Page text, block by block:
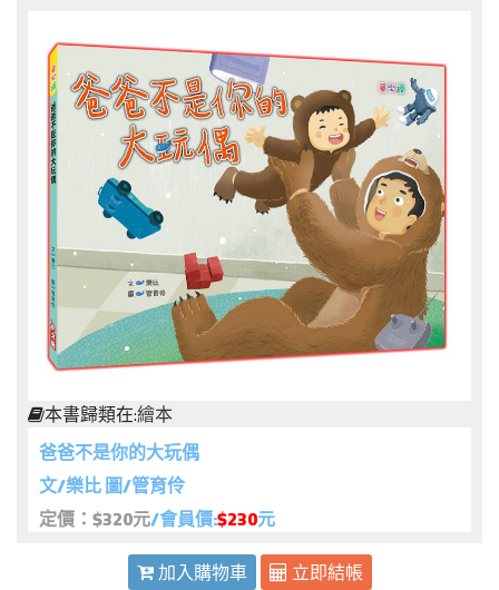
本書歸類在:繪本
爸爸不是你的大玩偶
文/樂比 圖/管育伶
定價：$320元/會員價:$230元
加入購物車
立即結帳